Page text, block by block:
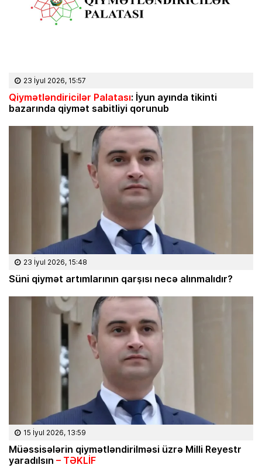
23 İyul 2026, 15:57
Qiymətləndiricilər Palatası: İyun ayında tikinti
bazarında qiymət sabitliyi qorunub
23 İyul 2026, 15:48
Süni qiymət artımlarının qarşısı necə alınmalıdır?
15 İyul 2026, 13:59
Müəssisələrin qiymətləndirilməsi üzrə Milli Reyestr
yaradılsın – TƏKLİF